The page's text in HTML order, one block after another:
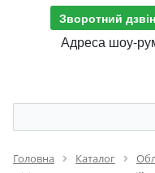
Зворотний
Адреса шоу-
Головна Каталог